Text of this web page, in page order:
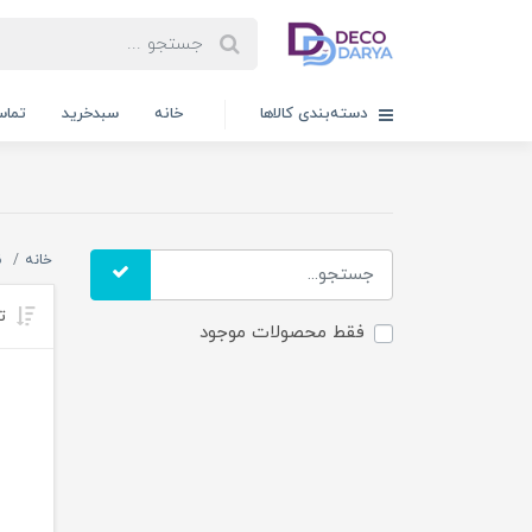
دسته‌بندی کالاها خانه سبدخرید
فقط محصولات موجود
خانه